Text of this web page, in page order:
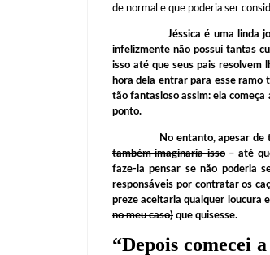
de normal e que poderia ser
Jéssica é uma linda jovem
infelizmente não possuí tantas
isso até que seus pais resolvem
hora dela entrar para esse ramo
tão fantasioso assim: ela
ponto.
No entanto, apesar de
também imaginaria isso – até
faze-la pensar se não poderia
responsáveis por contratar os
preze aceitaria qualquer loucura
no meu caso) que quisesse.
“Depois comecei